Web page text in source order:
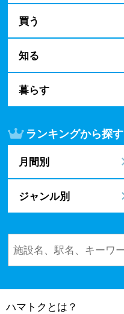
買う
知る
暮らす
ランキングから探す
月間別
ジャンル別
ハマトクとは？